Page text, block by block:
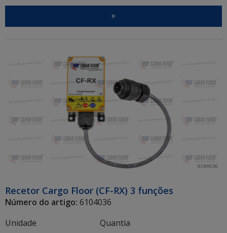
+
Recetor Cargo Floor (CF-RX) 3 funções
Número do artigo: 6104036
Unidade
Quantia